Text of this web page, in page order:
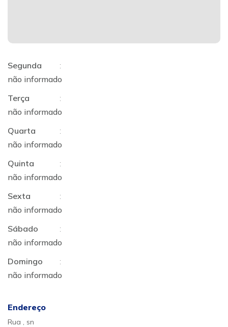
Segunda
:
não informado
Terça
:
não informado
Quarta
:
não informado
Quinta
:
não informado
Sexta
:
não informado
Sábado
:
não informado
Domingo
:
não informado
Endereço
Rua , sn